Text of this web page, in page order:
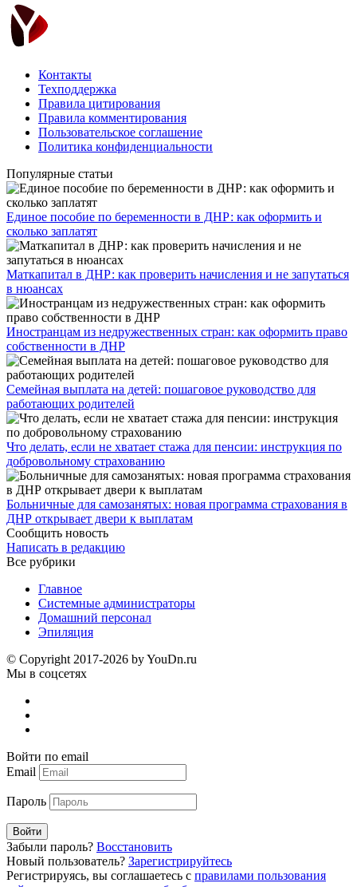
Контакты
Техподдержка
Правила цитирования
Правила комментирования
Пользовательское соглашение
Политика конфиденциальности
Популярные статьи
Единое пособие по беременности в ДНР: как оформить и
сколько заплатят
​Маткапитал в ДНР: как проверить начисления и не запутаться
в нюансах
Иностранцам из недружественных стран: как оформить право
собственности в ДНР
Семейная выплата на детей: пошаговое руководство для
работающих родителей
Что делать, если не хватает стажа для пенсии: инструкция по
добровольному страхованию
Больничные для самозанятых: новая программа страхования в
ДНР открывает двери к выплатам
Сообщить новость
Написать в редакцию
Все рубрики
Главное
Системные администраторы
Домашний персонал
Эпиляция
© Copyright 2017-2026 by YouDn.ru
Мы в соцсетях
Войти по email
Email
Пароль
Войти
Забыли пароль? Восстановить
Новый пользователь? Зарегистрируйтесь
Регистрируясь, вы соглашаетесь с правилами пользования